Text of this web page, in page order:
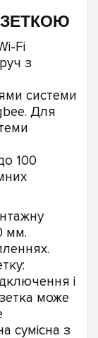
Fi
з
системи
Для
100
мм.
і
може
сумісна з